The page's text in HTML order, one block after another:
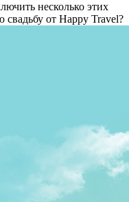
несколько этих
от Happy Travel?